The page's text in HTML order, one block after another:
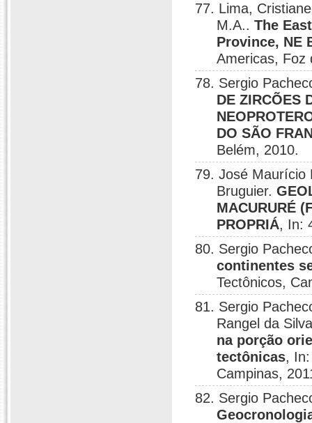
77. Lima,
M.A..The
Province, NE
Americas, Foz
78. Sergio
DE ZIRCÕES
DO SÃO
Belém, 2010.
79. José Maurício
Bruguier.
MACURURÉ
PROPRIÁ, In:
80. Sergio
continentes
Tectônicos,
81. Sergio
Rangel da
na porção
tectônicas,
Campinas,
82. Sergio